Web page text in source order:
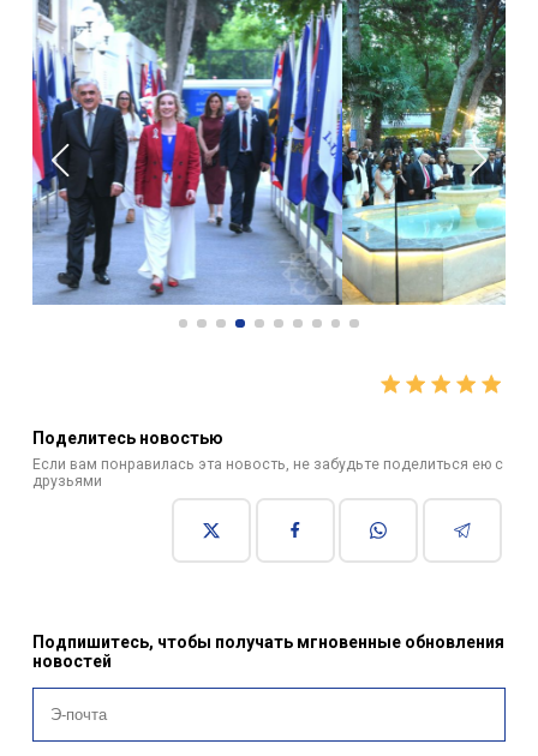
Поделитесь новостью
Если вам понравилась эта новость, не забудьте поделиться ею с
друзьями
Подпишитесь, чтобы получать мгновенные обновления
новостей